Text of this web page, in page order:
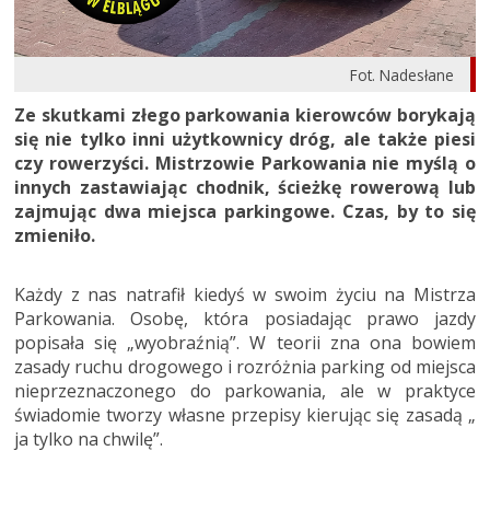
Fot. Nadesłane
Ze skutkami złego parkowania kierowców borykają
się nie tylko inni użytkownicy dróg, ale także piesi
czy rowerzyści. Mistrzowie Parkowania nie myślą o
innych zastawiając chodnik, ścieżkę rowerową lub
zajmując dwa miejsca parkingowe. Czas, by to się
zmieniło.
Każdy z nas natrafił kiedyś w swoim życiu na Mistrza
Parkowania. Osobę, która posiadając prawo jazdy
popisała się „wyobraźnią”. W teorii zna ona bowiem
zasady ruchu drogowego i rozróżnia parking od miejsca
nieprzeznaczonego do parkowania, ale w praktyce
świadomie tworzy własne przepisy kierując się zasadą „
ja tylko na chwilę”.